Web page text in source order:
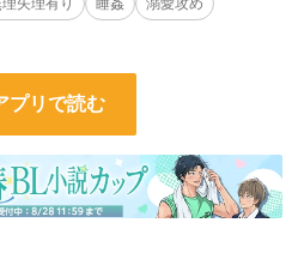
矢理有り 睡姦
溺愛攻め
プリで読む